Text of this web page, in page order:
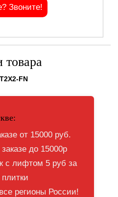
Звоните!
товара
FN
от 15000 руб.
до 15000р
с лифтом 5 руб за
плитки
регионы России!